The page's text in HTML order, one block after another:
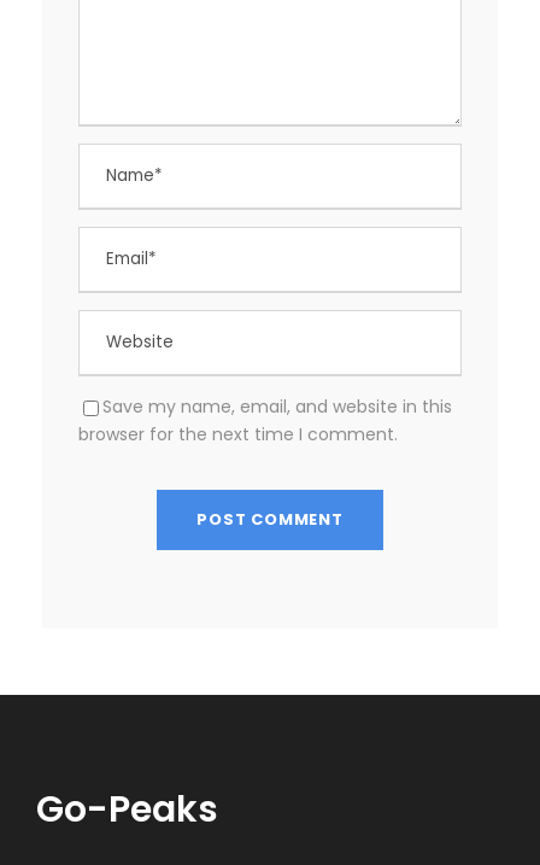
Save my name, email, and website in this
browser for the next time I comment.
Go-Peaks